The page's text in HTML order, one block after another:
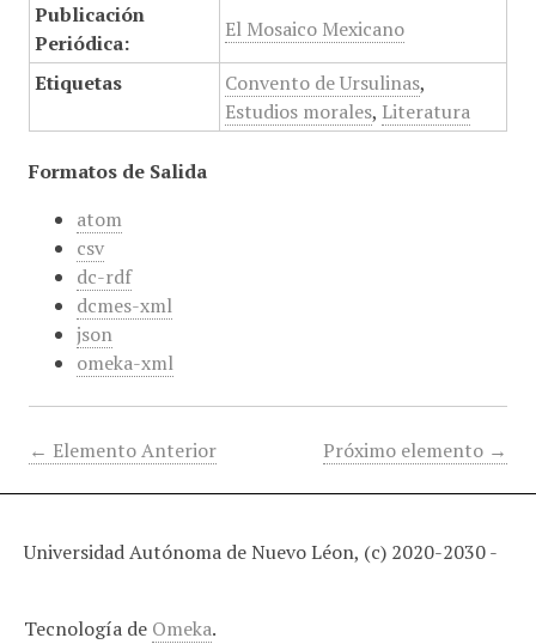
Publicación
Periódica:
El Mosaico Mexicano
Etiquetas Convento de Ursulinas,
Estudios morales, Literatura
Formatos de Salida
atom
csv
dc-rdf
dcmes-xml
json
omeka-xml
← Elemento Anterior Próximo elemento →
Universidad Autónoma de Nuevo Léon, (c) 2020-2030 -
Tecnología de Omeka.